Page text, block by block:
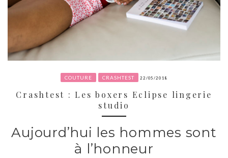
COUTURE CRASHTEST 22/05/2018
Crashtest : Les boxers Eclipse lingerie
studio
Aujourd’hui les hommes sont
à l’honneur